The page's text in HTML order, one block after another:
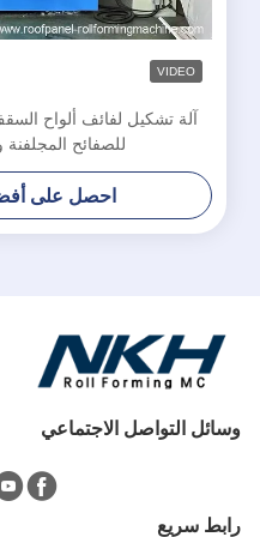
VIDEO
آلة تشكيل لفائف ألواح
للصفائح المجلفنة
احصل على
وسائل التواصل الاجتماعي
رابط سريع